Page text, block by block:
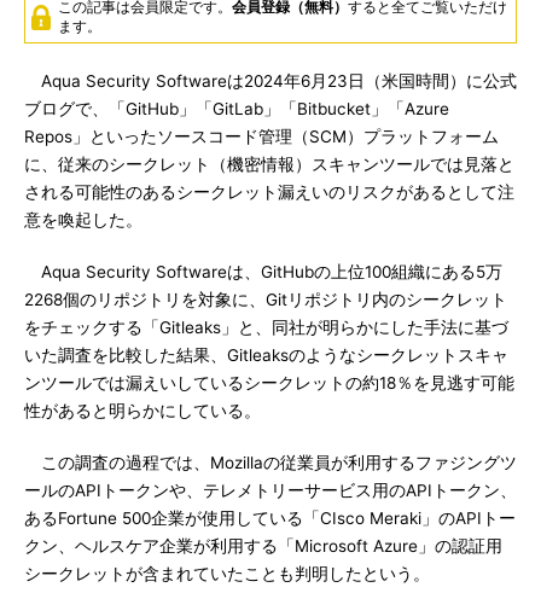
この記事は会員限定です。 会員登録（無料） すると全てご覧いただけ
ます。
Aqua Security Softwareは2024年6月23日（米国時間）に公式
ブログで、「GitHub」「GitLab」「Bitbucket」「Azure
Repos」といったソースコード管理（SCM）プラットフォーム
に、従来のシークレット（機密情報）スキャンツールでは見落と
される可能性のあるシークレット漏えいのリスクがあるとして注
意を喚起した。
Aqua Security Softwareは、GitHubの上位100組織にある5万
2268個のリポジトリを対象に、Gitリポジトリ内のシークレット
をチェックする「Gitleaks」と、同社が明らかにした手法に基づ
いた調査を比較した結果、Gitleaksのようなシークレットスキャ
ンツールでは漏えいしているシークレットの約18％を見逃す可能
性があると明らかにしている。
この調査の過程では、Mozillaの従業員が利用するファジングツ
ールのAPIトークンや、テレメトリーサービス用のAPIトークン、
あるFortune 500企業が使用している「CIsco Meraki」のAPIトー
クン、ヘルスケア企業が利用する「Microsoft Azure」の認証用
シークレットが含まれていたことも判明したという。